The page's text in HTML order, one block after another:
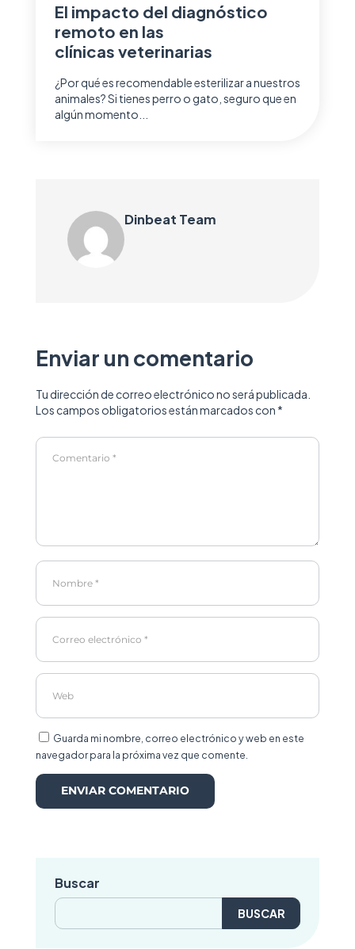
El impacto del diagnóstico
remoto en las
clínicas veterinarias
¿Por qué es recomendable esterilizar a nuestros
animales? Si tienes perro o gato, seguro que en
algún momento...
Dinbeat Team
Enviar un comentario
Tu dirección de correo electrónico no será publicada.
Los campos obligatorios están marcados con *
Guarda mi nombre, correo electrónico y web en este
navegador para la próxima vez que comente.
Buscar
Buscar: